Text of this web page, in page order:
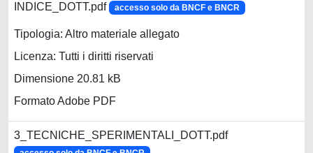
INDICE_DOTT.pdf accesso solo da BNCF e BNCR
Tipologia: Altro materiale allegato
Licenza: Tutti i diritti riservati
Dimensione 20.81 kB
Formato Adobe PDF
3_TECNICHE_SPERIMENTALI_DOTT.pdf